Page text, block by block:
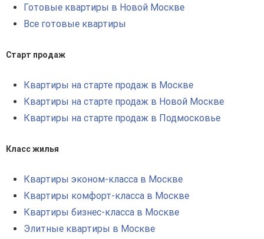
Готовые квартиры в Новой Москве
Все готовые квартиры
Старт продаж
Квартиры на старте продаж в Москве
Квартиры на старте продаж в Новой Москве
Квартиры на старте продаж в Подмосковье
Класс жилья
Квартиры эконом-класса в Москве
Квартиры комфорт-класса в Москве
Квартиры бизнес-класса в Москве
Элитные квартиры в Москве